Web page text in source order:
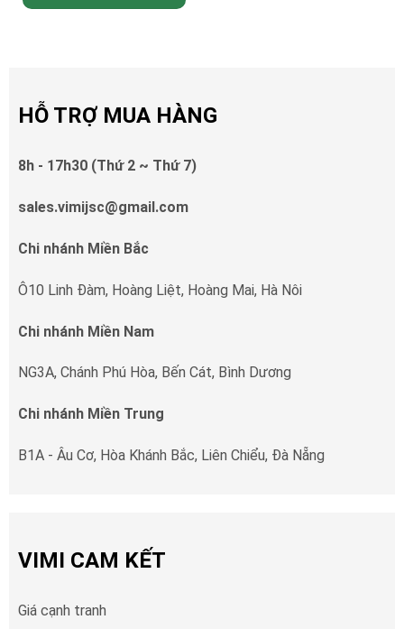
HỖ TRỢ MUA HÀNG
8h - 17h30 (Thứ 2 ~ Thứ 7)
sales.vimijsc@gmail.com
Chi nhánh Miền Bắc
Ô10 Linh Đàm, Hoàng Liệt, Hoàng Mai, Hà Nôi
Chi nhánh Miền Nam
NG3A, Chánh Phú Hòa, Bến Cát, Bình Dương
Chi nhánh Miền Trung
B1A - Âu Cơ, Hòa Khánh Bắc, Liên Chiểu, Đà Nẵng
VIMI CAM KẾT
Giá cạnh tranh